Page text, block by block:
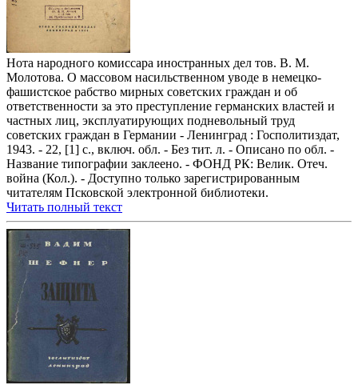
Нота народного комиссара иностранных дел тов. В. М.
Молотова. О массовом насильственном уводе в немецко-
фашистское рабство мирных советских граждан и об
ответственности за это преступление германских властей и
частных лиц, эксплуатирующих подневольный труд
советских граждан в Германии - Ленинград : Госполитиздат,
1943. - 22, [1] с., включ. обл. - Без тит. л. - Описано по обл. -
Название типографии заклеено. - ФОНД РК: Велик. Отеч.
война (Кол.). - Доступно только зарегистрированным
читателям Псковской электронной библиотеки.
Читать полный текст